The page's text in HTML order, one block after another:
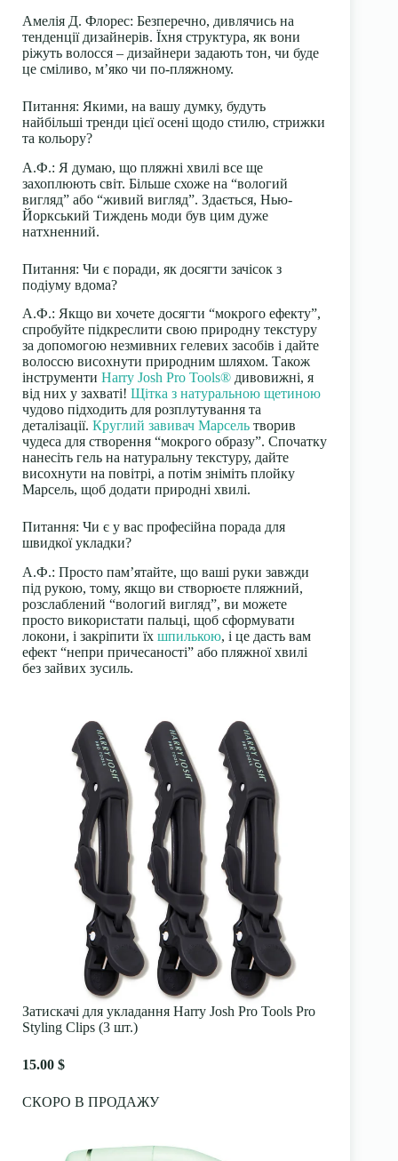
Амелія Д. Флорес: Безперечно, дивлячись на
тенденції дизайнерів. Їхня структура, як вони
ріжуть волосся – дизайнери задають тон, чи буде
це сміливо, м’яко чи по-пляжному.
Питання: Якими, на вашу думку, будуть
найбільші тренди цієї осені щодо стилю, стрижки
та кольору?
А.Ф.: Я думаю, що пляжні хвилі все ще
захоплюють світ. Більше схоже на “вологий
вигляд” або “живий вигляд”. Здається, Нью-
Йоркський Тиждень моди був цим дуже
натхненний.
Питання: Чи є поради, як досягти зачісок з
подіуму вдома?
А.Ф.: Якщо ви хочете досягти “мокрого ефекту”,
спробуйте підкреслити свою природну текстуру
за допомогою незмивних гелевих засобів і дайте
волоссю висохнути природним шляхом. Також
інструменти Harry Josh Pro Tools® дивовижні, я
від них у захваті! Щітка з натуральною щетиною
чудово підходить для розплутування та
деталізації. Круглий завивач Марсель творив
чудеса для створення “мокрого образу”. Спочатку
нанесіть гель на натуральну текстуру, дайте
висохнути на повітрі, а потім зніміть плойку
Марсель, щоб додати природні хвилі.
Питання: Чи є у вас професійна порада для
швидкої укладки?
А.Ф.: Просто пам’ятайте, що ваші руки завжди
під рукою, тому, якщо ви створюєте пляжний,
розслаблений “вологий вигляд”, ви можете
просто використати пальці, щоб сформувати
локони, і закріпити їх шпилькою, і це дасть вам
ефект “непри причесаності” або пляжної хвилі
без зайвих зусиль.
Затискачі для укладання Harry Josh Pro Tools Pro
Styling Clips (3 шт.)
15.00 $
СКОРО В ПРОДАЖУ